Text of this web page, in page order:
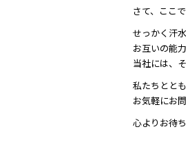
さて、ここ
せっかく汗
お互いの能
当社には、
私たちとと
お気軽にお
心よりお待